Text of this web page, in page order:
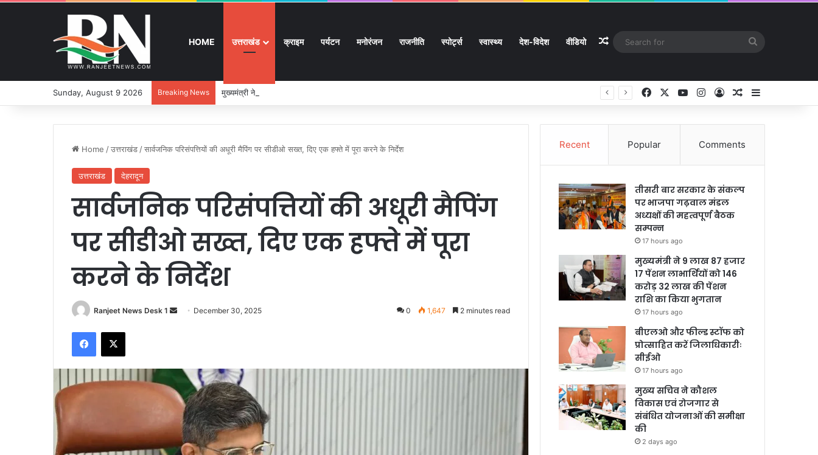
HOME उत्तराखंड क्राइम पर्यटन मनोरंजन राजनीति स्पोर्ट्स स्वास्थ्य देश-विदेश वीडियो Random Article
Sunday, August 9 2026 Breaking News मुख्यमंत्री ने 9 लाख 87 हजार 17 पेंशन लाभार्थियों को 146 करोड़ 32 लाख की पेंशन राशि का किया भुगतान Facebook YouTubeInstagram
Log InRandom Article
Home /उत्तराखंड /सार्वजनिक परिसंपत्तियों की अधूरी मैपिंग पर सीडीओ सख्त, दिए एक हफ्ते में पूरा करने के निर्देश
उत्तराखंड देहरादून
सार्वजनिक परिसंपत्तियों की अधूरी मैपिंग
पर सीडीओ सख्त, दिए एक हफ्ते में पूरा
करने के निर्देश
Ranjeet News Desk 1
a
e
m
a
i
December 30, 2025 0 1,647 2 minutes read
Recent Popular Comments
तीसरी बार सरकार के संकल्प
पर भाजपा गढ़वाल मंडल
अध्यक्षों की महत्वपूर्ण बैठक
सम्पन्न
17 hours ago
मुख्यमंत्री ने 9 लाख 87 हजार
17 पेंशन लाभार्थियों को 146
करोड़ 32 लाख की पेंशन
राशि का किया भुगतान
17 hours ago
बीएलओ और फील्ड स्टॉफ को
प्रोत्साहित करें जिलाधिकारीः
सीईओ
17 hours ago
मुख्य सचिव ने कौशल
विकास एवं रोजगार से
संबंधित योजनाओं की समीक्षा
की
2 days ago